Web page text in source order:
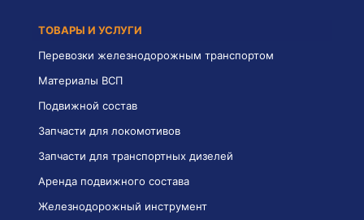
ТОВАРЫ И УСЛУГИ
Перевозки железнодорожным транспортом
Материалы ВСП
Подвижной состав
Запчасти для локомотивов
Запчасти для транспортных дизелей
Аренда подвижного состава
Железнодорожный инструмент